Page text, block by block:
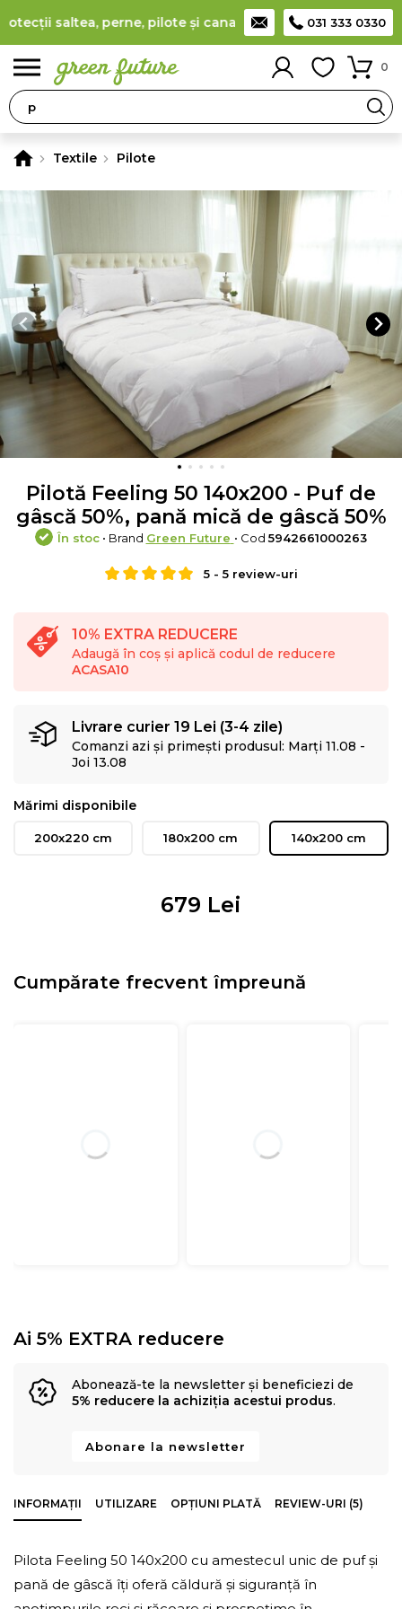
saltea, perne, pilote și canapele (detalii) Producător
031 333 0330
0
Textile Pilote
Pilotă Feeling 50 140x200 - Puf de
gâscă 50%, pană mică de gâscă 50%
În stoc• Brand Green Future • Cod5942661000263
5-5review-uri
10% EXTRA REDUCERE
Adaugă în coș și aplică codul de reducere
ACASA10
Livrare curier 19 Lei (3-4 zile)
Comanzi azi și primești produsul: Marți 11.08 -
Joi 13.08
Mărimi disponibile
200x220 cm 180x200 cm 140x200 cm
679 Lei
Cumpărate frecvent împreună
Ai 5% EXTRA reducere
Abonează-te la newsletter și beneficiezi de
5% reducere la achiziția acestui produs.
Abonare la newsletter
INFORMAȚII UTILIZARE OPȚIUNI PLATĂ REVIEW-URI (5)
Pilota Feeling 50 140x200 cu amestecul unic de puf și
pană de gâscă îți oferă căldură și siguranță în